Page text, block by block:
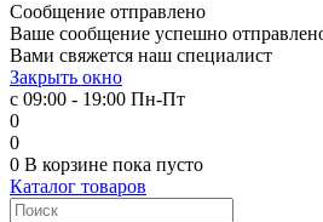
Сообщение отправлено
Ваше сообщение успешно
Вами свяжется наш специалист
Закрыть окно
с 09:00 - 19:00 Пн-Пт
0
0
0 В корзине пока пусто
Каталог товаров